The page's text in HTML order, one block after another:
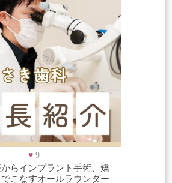
♥ 9
らインプラント手術、矯
こなすオールラウンダー